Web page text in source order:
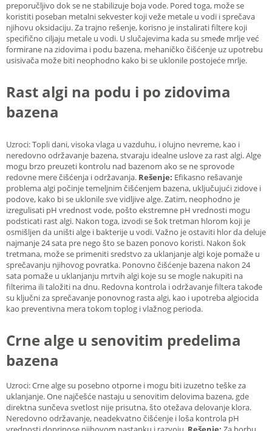
preporučljivo dok se ne stabilizuje boja vode. Pored toga, može se
koristiti poseban metalni sekvester koji veže metale u vodi i sprečava
njihovu oksidaciju. Za trajno rešenje, korisno je instalirati filtere koji
specifično ciljaju metale u vodi. U slučajevima kada su smeđe mrlje već
formirane na zidovima i podu bazena, mehaničko čišćenje uz upotrebu
usisivača može biti neophodno kako bi se uklonile postojeće mrlje.
Rast algi na podu i po zidovima
bazena
Uzroci: Topli dani, visoka vlaga u vazduhu, i olujno nevreme, kao i
neredovno održavanje bazena, stvaraju idealne uslove za rast algi. Alge
mogu brzo preuzeti kontrolu nad bazenom ako se ne sprovode
redovne mere čišćenja i održavanja. Rešenje: Efikasno rešavanje
problema algi počinje temeljnim čišćenjem bazena, uključujući zidove i
podove, kako bi se uklonile sve vidljive alge. Zatim, neophodno je
izregulisati pH vrednost vode, pošto ekstremne pH vrednosti mogu
podsticati rast algi. Nakon toga, izvodi se šok tretman hlorom koji je
osmišljen da uništi alge i bakterije u vodi. Važno je ostaviti hlor da deluje
najmanje 24 sata pre nego što se bazen ponovo koristi. Nakon šok
tretmana, može se primeniti sredstvo za uklanjanje algi koje pomaže u
sprečavanju njihovog povratka. Ponovno čišćenje bazena nakon 24
sata pomaže u uklanjanju mrtvih algi koje su se mogle nakupiti na
filterima ili taložiti na dnu. Redovna kontrola i održavanje filtera takođe
su ključni za sprečavanje ponovnog rasta algi, kao i upotreba algiocida
kao preventivna mera tokom toplog i vlažnog perioda.
Crne alge u senovitim predelima
bazena
Uzroci: Crne alge su posebno otporne i mogu biti izuzetno teške za
uklanjanje. One najčešće nastaju u senovitim delovima bazena, gde
direktna sunčeva svetlost nije prisutna, što otežava delovanje klora.
Neredovno održavanje, neadekvatno čišćenje i loša kontrola pH